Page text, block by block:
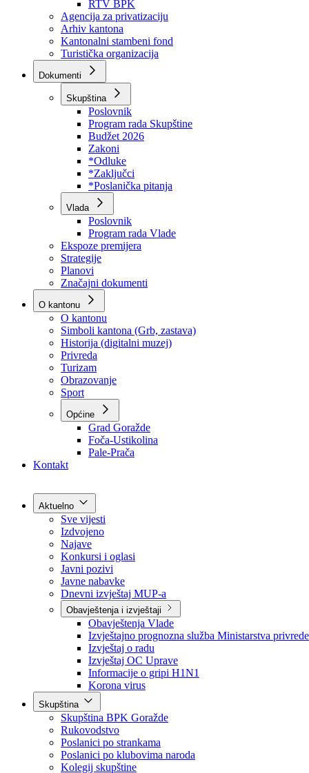
Javna preduzeća
BPK šume
RTV BPK
Agencija za privatizaciju
Arhiv kantona
Kantonalni stambeni fond
Turistička organizacija
Dokumenti
Skupština
Poslovnik
Program rada Skupštine
Budžet 2026
Zakoni
*Odluke
*Zaključci
*Poslanička pitanja
Vlada
Poslovnik
Program rada Vlade
Ekspoze premijera
Strategije
Planovi
Značajni dokumenti
O kantonu
O kantonu
Simboli kantona (Grb, zastava)
Historija (digitalni muzej)
Privreda
Turizam
Obrazovanje
Sport
Općine
Kontakt
Aktuelno
Sve vijesti
Izdvojeno
Najave
Konkursi i oglasi
Javni pozivi
Javne nabavke
Dnevni izvještaj MUP-a
Obavještenja i izvještaji
Obavještenja Vlade
Izvještajno prognozna služba Ministarstva privrede
Izvještaj o radu
Izvještaj OC Uprave
Informacije o gripi H1N1
Korona virus
Skupština
Skupština BPK Goražde
Rukovodstvo